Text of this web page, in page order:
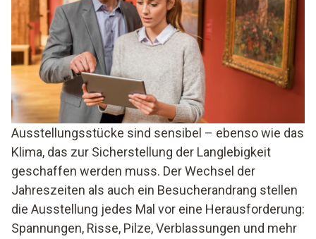
Ausstellungsstücke sind sensibel – ebenso wie das
Klima, das zur Sicherstellung der Langlebigkeit
geschaffen werden muss. Der Wechsel der
Jahreszeiten als auch ein Besucherandrang stellen
die Ausstellung jedes Mal vor eine Herausforderung:
Spannungen, Risse, Pilze, Verblassungen und mehr